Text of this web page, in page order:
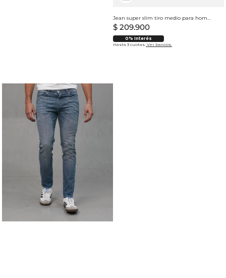
Jean super slim tiro medio para hombre
$ 209.900
0% Interés
Hasta 3 cuotas. Ver bancos.